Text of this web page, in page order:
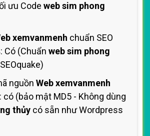
ưu Code web sim phong
xemvanmenh chuẩn SEO
Có (Chuẩn web sim phong
nguồn Web xemvanmenh
có (bảo mật MD5 - Không dùng
thủy có sẵn như Wordpress